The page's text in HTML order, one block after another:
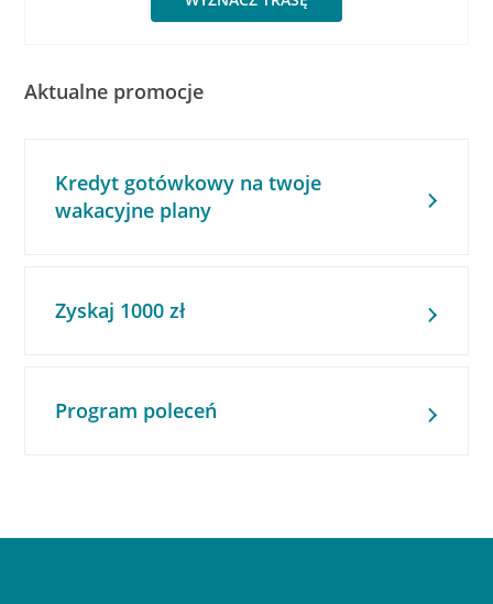
Aktualne promocje
Kredyt gotówkowy na twoje
wakacyjne plany
Zyskaj 1000 zł
Program poleceń